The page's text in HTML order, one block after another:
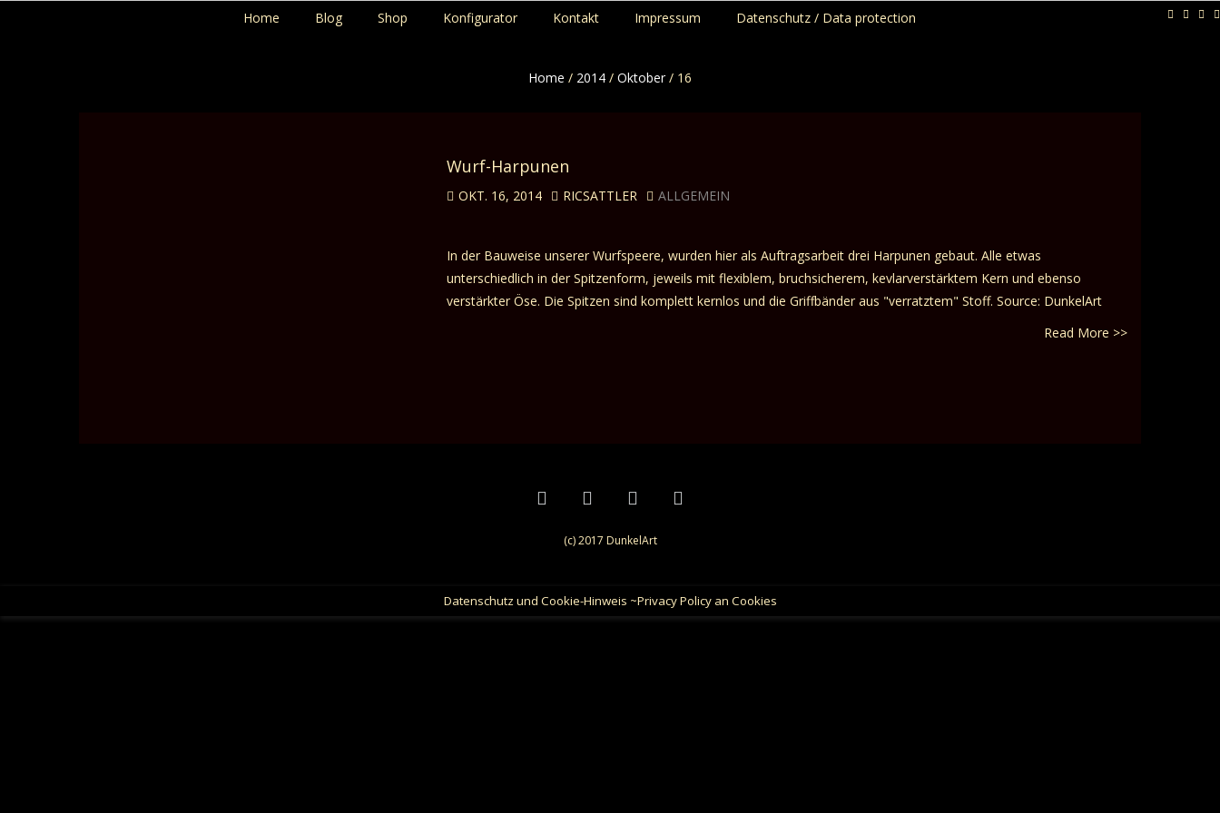
Home Blog Shop Konfigurator Kontakt Impressum Datenschutz / Data protection
Home / 2014 / Oktober / 16
Wurf-Harpunen
OKT. 16, 2014 RICSATTLER ALLGEMEIN
In der Bauweise unserer Wurfspeere, wurden hier als Auftragsarbeit drei Harpunen gebaut. Alle etwas
unterschiedlich in der Spitzenform, jeweils mit flexiblem, bruchsicherem, kevlarverstärktem Kern und ebenso
verstärkter Öse. Die Spitzen sind komplett kernlos und die Griffbänder aus "verratztem" Stoff. Source: DunkelArt
Read More >>
(c) 2017 DunkelArt
Datenschutz und Cookie-Hinweis ~Privacy Policy an Cookies